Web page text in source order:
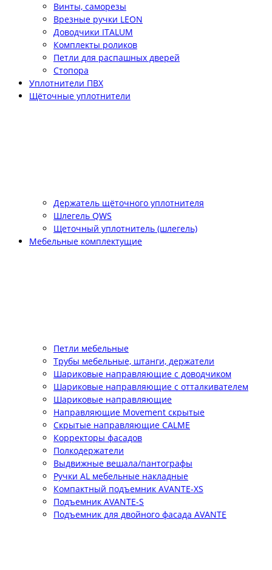
Винты, саморезы
Врезные ручки LEON
Доводчики ITALUM
Комплекты роликов
Петли для распашных дверей
Стопора
Уплотнители ПВХ
Щёточные уплотнители
Держатель щёточного уплотнителя
Шлегель QWS
Щеточный уплотнитель (шлегель)
Мебельные комплектущие
Петли мебельные
Трубы мебельные, штанги, держатели
Шариковые направляющие с доводчиком
Шариковые направляющие с отталкивателем
Шариковые направляющие
Направляющие Movement скрытые
Скрытые направляющие CALME
Корректоры фасадов
Полкодержатели
Выдвижные вешала/пантографы
Ручки AL мебельные накладные
Компактный подъемник АVANTE-XS
Подъемник АVANTE-S
Подъемник для двойного фасада АVANTE